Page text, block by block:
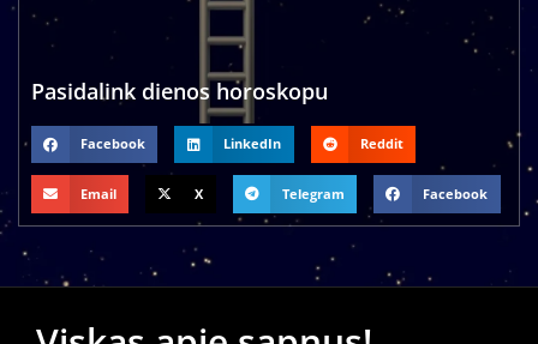
Pasidalink dienos horoskopu
Facebook LinkedIn Reddit
Email X Telegram Facebook